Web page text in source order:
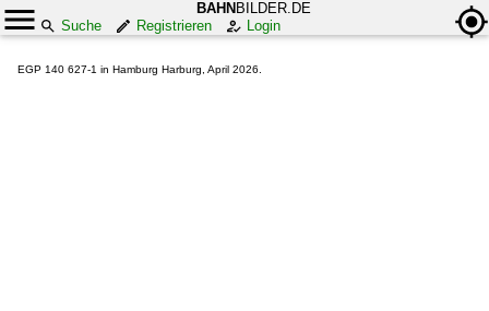
BAHN BILDER.DE
Suche
Registrieren Login
EGP 140 627-1 in Hamburg Harburg, April 2026.